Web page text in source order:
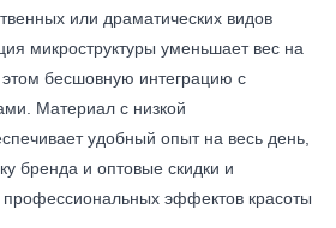
или драматических видов
микроструктуры уменьшает вес на
бесшовную интеграцию с
Материал с низкой
удобный опыт на весь день,
бренда и оптовые скидки и
профессиональных эффектов красоты